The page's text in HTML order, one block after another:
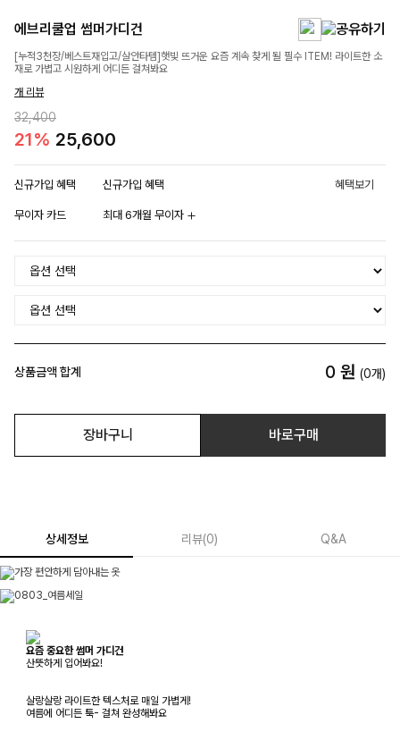
에브리쿨업 썸머가디건
[누적3천장/베스트재입고/살안타템]햇빛 뜨거운 요즘 계속 찾게 될 필수 ITEM! 라이트한 소
재로 가볍고 시원하게 어디든 걸쳐봐요
개 리뷰
32,400
21% 25,600
신규가입 혜택 신규가입 혜택 혜택보기
무이자 카드 최대 6개월 무이자
상품금액 합계 0 원 (0개)
장바구니 바로구매
상세정보 리뷰(0) Q&A
요즘 중요한 썸머 가디건
산뜻하게 입어봐요!
살랑살랑 라이트한 텍스처로 매일 가볍게!
여름에 어디든 툭- 걸쳐 완성해봐요